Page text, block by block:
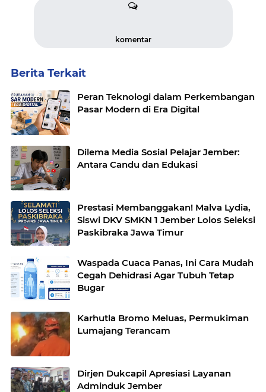
komentar
Berita Terkait
Peran Teknologi dalam Perkembangan
Pasar Modern di Era Digital
Dilema Media Sosial Pelajar Jember:
Antara Candu dan Edukasi
Prestasi Membanggakan! Malva Lydia,
Siswi DKV SMKN 1 Jember Lolos Seleksi
Paskibraka Jawa Timur
Waspada Cuaca Panas, Ini Cara Mudah
Cegah Dehidrasi Agar Tubuh Tetap
Bugar
Karhutla Bromo Meluas, Permukiman
Lumajang Terancam
Dirjen Dukcapil Apresiasi Layanan
Adminduk Jember